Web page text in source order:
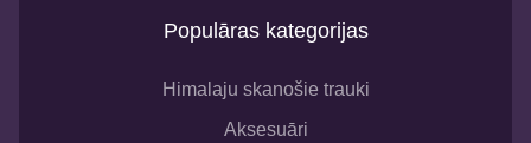
Populāras kategorijas
Himalaju skanošie trauki
Aksesuāri